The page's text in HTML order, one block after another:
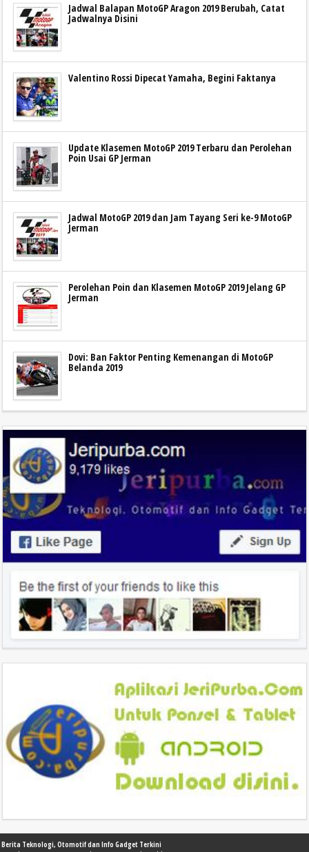
Jadwal Balapan MotoGP Aragon 2019 Berubah, Catat
Jadwalnya Disini
Valentino Rossi Dipecat Yamaha, Begini Faktanya
Update Klasemen MotoGP 2019 Terbaru dan Perolehan
Poin Usai GP Jerman
Jadwal MotoGP 2019 dan Jam Tayang Seri ke-9 MotoGP
Jerman
Perolehan Poin dan Klasemen MotoGP 2019 Jelang GP
Jerman
Dovi: Ban Faktor Penting Kemenangan di MotoGP
Belanda 2019
Berita Teknologi, Otomotif dan Info Gadget Terkini